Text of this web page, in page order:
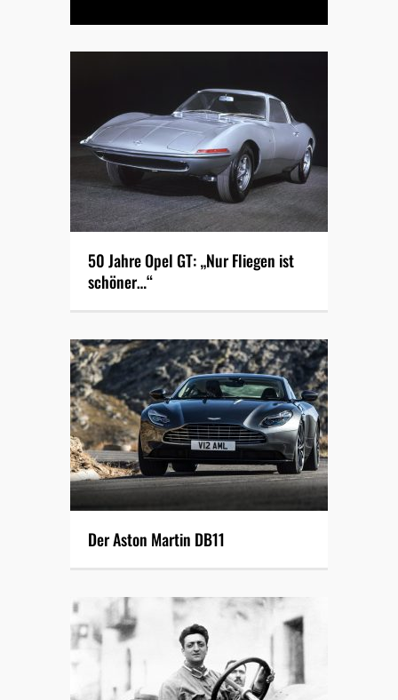
50 Jahre Opel GT: „Nur Fliegen ist
schöner…“
Der Aston Martin DB11